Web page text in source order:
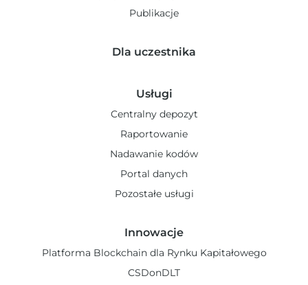
Publikacje
Dla uczestnika
Usługi
Centralny depozyt
Raportowanie
Nadawanie kodów
Portal danych
Pozostałe usługi
Innowacje
Platforma Blockchain dla Rynku Kapitałowego
CSDonDLT